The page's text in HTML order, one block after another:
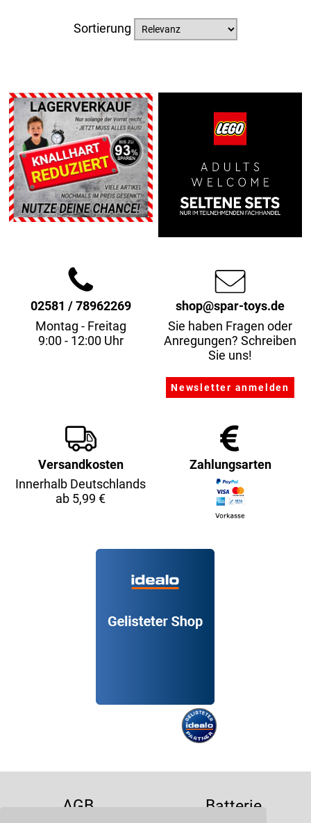
Sortierung
02581 / 78962269
Montag - Freitag
9:00 - 12:00 Uhr
shop@spar-toys.de
Sie haben Fragen oder
Anregungen? Schreiben
Sie uns!
Versandkosten
Innerhalb Deutschlands
ab 5,99 €
Zahlungsarten
AGB Batterie